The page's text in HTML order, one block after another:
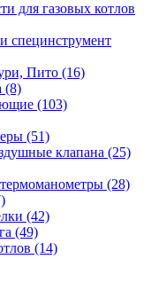
для газовых котлов
специнструмент
Пито (16)
(8)
(103)
(51)
клапана (25)
(28)
(42)
(49)
(14)